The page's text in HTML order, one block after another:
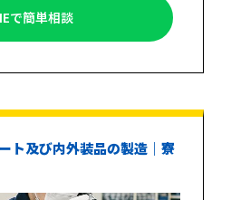
で簡単相談
ト及び内外装品の製造｜寮